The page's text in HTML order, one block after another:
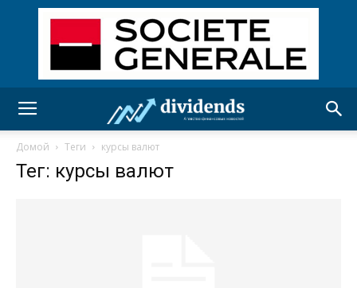
Домой Теги курсы валют
Тег: курсы валют